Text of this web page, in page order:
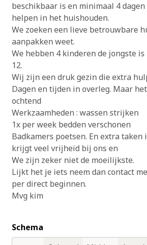
beschikbaar is en minimaal 4
helpen in het huishouden.
We zoeken een lieve betrouwbare
aanpakken weet.
We hebben 4 kinderen de jongste is
12.
Wij zijn een druk gezin die extra
Dagen en tijden in overleg. Maar
ochtend
Werkzaamheden : wassen strijken
1x per week bedden verschonen
Badkamers poetsen. En extra taken
krijgt veel vrijheid bij ons en
We zijn zeker niet de moeilijkste.
Lijkt het je iets neem dan contact
per direct beginnen.
Mvg kim
Schema